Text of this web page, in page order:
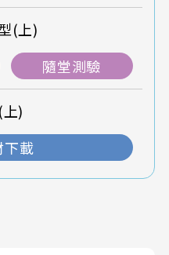
(上)
隨堂測驗
)
下載